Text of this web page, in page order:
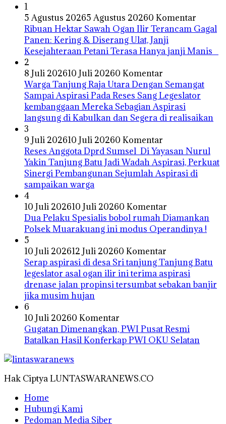
1
5 Agustus 20265 Agustus 20260 Komentar
Ribuan Hektar Sawah Ogan Ilir Terancam Gagal
Panen: Kering & Diserang Ulat, Janji
Kesejahteraan Petani Terasa Hanya janji Manis
2
8 Juli 202610 Juli 20260 Komentar
Warga Tanjung Raja Utara Dengan Semangat
Sampai Aspirasi Pada Reses Sang Legeslator
kembanggaan Mereka Sebagian Aspirasi
langsung di Kabulkan dan Segera di realisaikan
3
9 Juli 202610 Juli 20260 Komentar
Reses Anggota Dprd Sumsel Di Yayasan Nurul
Yakin Tanjung Batu Jadi Wadah Aspirasi, Perkuat
Sinergi Pembangunan Sejumlah Aspirasi di
sampaikan warga
4
10 Juli 202610 Juli 20260 Komentar
Dua Pelaku Spesialis bobol rumah Diamankan
Polsek Muarakuang ini modus Operandinya !
5
10 Juli 202612 Juli 20260 Komentar
Serap aspirasi di desa Sri tanjung Tanjung Batu
legeslator asal ogan ilir ini terima aspirasi
drenase jalan propinsi tersumbat sebakan banjir
jika musim hujan
6
10 Juli 20260 Komentar
Gugatan Dimenangkan, PWI Pusat Resmi
Batalkan Hasil Konferkap PWI OKU Selatan
Hak Ciptya LUNTASWARANEWS.CO
Home
Hubungi Kami
Pedoman Media Siber